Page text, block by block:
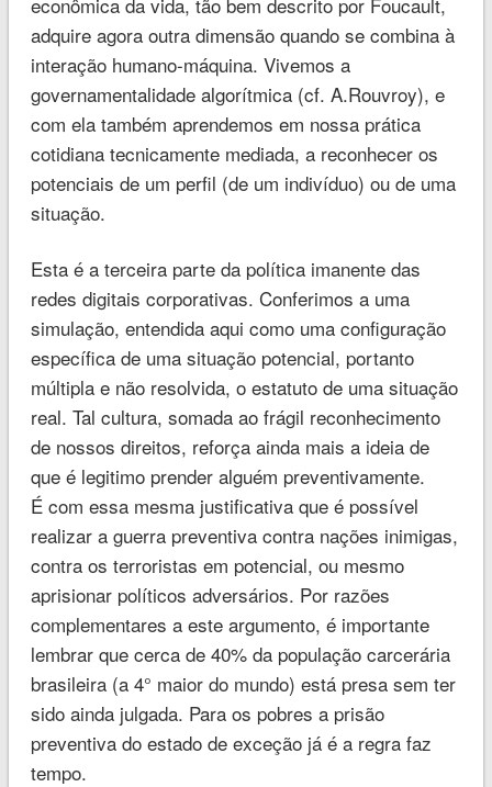
adquire agora outra dimensão quando se combina à
interação humano-máquina. Vivemos a
governamentalidade algorítmica (cf. A.Rouvroy), e
com ela também aprendemos em nossa prática
cotidiana tecnicamente mediada, a reconhecer os
potenciais de um perfil (de um indivíduo) ou de uma
situação.
Esta é a terceira parte da política imanente das
redes digitais corporativas. Conferimos a uma
simulação, entendida aqui como uma configuração
específica de uma situação potencial, portanto
múltipla e não resolvida, o estatuto de uma situação
real. Tal cultura, somada ao frágil reconhecimento
de nossos direitos, reforça ainda mais a ideia de
que é legitimo prender alguém preventivamente.
É com essa mesma justificativa que é possível
realizar a guerra preventiva contra nações inimigas,
contra os terroristas em potencial, ou mesmo
aprisionar políticos adversários. Por razões
complementares a este argumento, é importante
lembrar que cerca de 40% da população carcerária
brasileira (a 4° maior do mundo) está presa sem ter
sido ainda julgada. Para os pobres a prisão
preventiva do estado de exceção já é a regra faz
tempo.